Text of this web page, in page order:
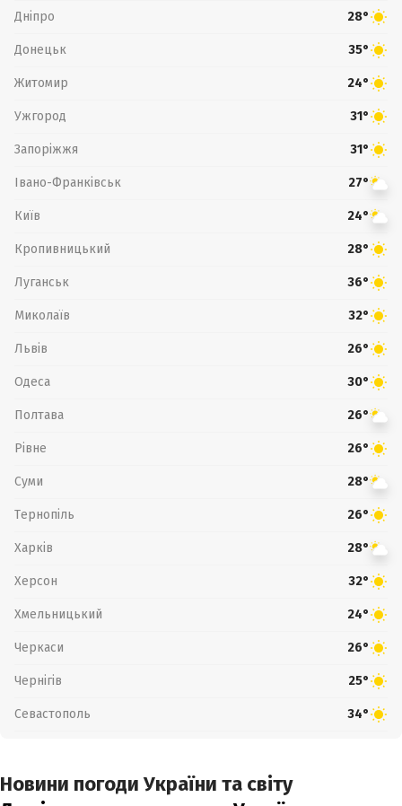
Дніпро 28°
Донецьк 35°
Житомир 24°
Ужгород 31°
Запоріжжя 31°
Івано-Франківськ 27°
Київ 24°
Кропивницький 28°
Луганськ 36°
Миколаїв 32°
Львів 26°
Одеса 30°
Полтава 26°
Рівне 26°
Суми 28°
Тернопіль 26°
Харків 28°
Херсон 32°
Хмельницький 24°
Черкаси 26°
Чернігів 25°
Севастополь 34°
Новини погоди України та світу